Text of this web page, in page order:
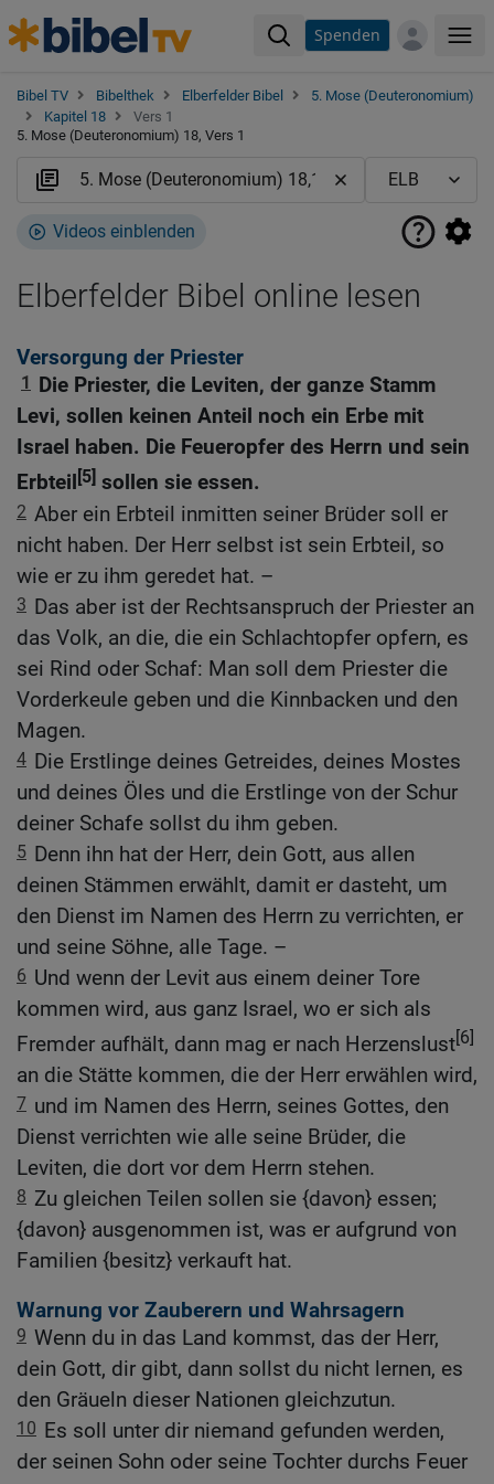
Spenden
Bibel TV Bibelthek Elberfelder Bibel
5. Mose (Deuteronomium)
Kapitel 18
Vers 1
5. Mose (Deuteronomium) 18, Vers 1
Videos einblenden
Elberfelder Bibel online lesen
Versorgung der Priester
1
Die Priester, die Leviten, der ganze Stamm
Levi, sollen keinen Anteil noch ein Erbe mit
Israel haben. Die Feueropfer des Herrn und sein
Erbteil [5] sollen sie essen.
2 Aber ein Erbteil inmitten seiner Brüder soll er
nicht haben. Der Herr selbst ist sein Erbteil, so
wie er zu ihm geredet hat. –
3 Das aber ist der Rechtsanspruch der Priester an
das Volk, an die, die ein Schlachtopfer opfern, es
sei Rind oder Schaf: Man soll dem Priester die
Vorderkeule geben und die Kinnbacken und den
Magen.
4 Die Erstlinge deines Getreides, deines Mostes
und deines Öles und die Erstlinge von der Schur
deiner Schafe sollst du ihm geben.
5 Denn ihn hat der Herr, dein Gott, aus allen
deinen Stämmen erwählt, damit er dasteht, um
den Dienst im Namen des Herrn zu verrichten, er
und seine Söhne, alle Tage. –
6 Und wenn der Levit aus einem deiner Tore
kommen wird, aus ganz Israel, wo er sich als
Fremder aufhält, dann mag er nach Herzenslust[6]
an die Stätte kommen, die der Herr erwählen wird,
7 und im Namen des Herrn, seines Gottes, den
Dienst verrichten wie alle seine Brüder, die
Leviten, die dort vor dem Herrn stehen.
8 Zu gleichen Teilen sollen sie {davon} essen;
{davon} ausgenommen ist, was er aufgrund von
Familien {besitz} verkauft hat.
Warnung vor Zauberern und Wahrsagern
9 Wenn du in das Land kommst, das der Herr,
dein Gott, dir gibt, dann sollst du nicht lernen, es
den Gräueln dieser Nationen gleichzutun.
10 Es soll unter dir niemand gefunden werden,
der seinen Sohn oder seine Tochter durchs Feuer